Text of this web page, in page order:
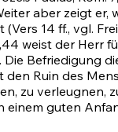
aber zeigt er,
(Vers 14 ff., vgl.
weist der Herr
Befriedigung
Ruin des
zu verleugnen,
einem guten